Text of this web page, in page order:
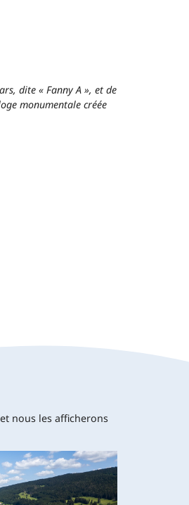
dite « Fanny A », et de
monumentale créée
et nous les afficherons